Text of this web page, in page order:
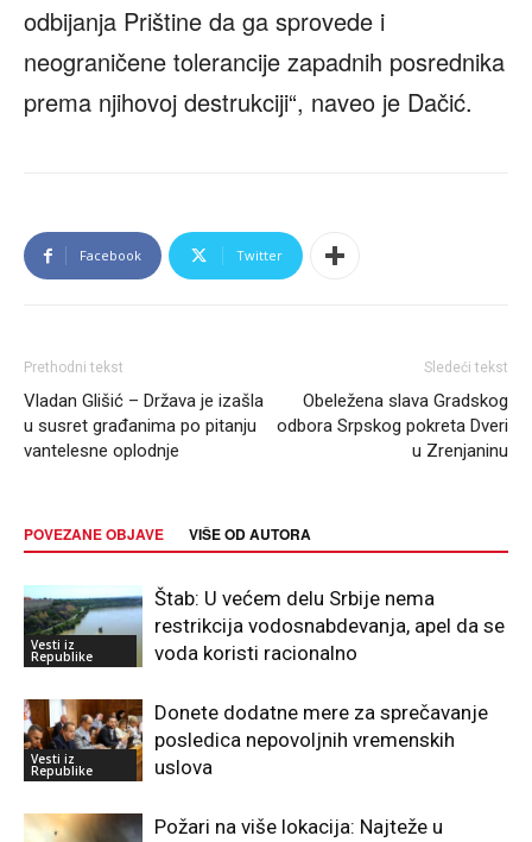
odbijanja Prištine da ga sprovede i
neograničene tolerancije zapadnih posrednika
prema njihovoj destrukciji“, naveo je Dačić.
Facebook Twitter
Prethodni tekst
Vladan Glišić – Država je izašla
u susret građanima po pitanju
vantelesne oplodnje
Sledeći tekst
Obeležena slava Gradskog
odbora Srpskog pokreta Dveri
u Zrenjaninu
POVEZANE OBJAVE VIŠE OD AUTORA
Vesti iz
Republike
Štab: U većem delu Srbije nema
restrikcija vodosnabdevanja, apel da se
voda koristi racionalno
Vesti iz
Republike
Donete dodatne mere za sprečavanje
posledica nepovoljnih vremenskih
uslova
Požari na više lokacija: Najteže u